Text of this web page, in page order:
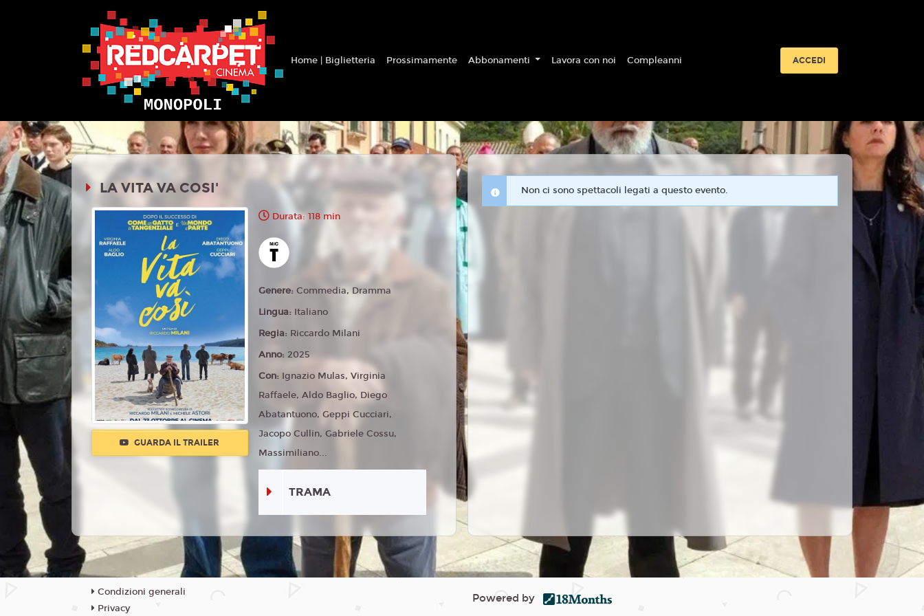
Home | Biglietteria Prossimamente Abbonamenti Lavora con noi Compleanni ACCEDI
LA VITA VA COSI'
GUARDA IL TRAILER
Durata: 118 min
Genere:Commedia, Dramma
Lingua: Italiano
Regia: Riccardo Milani
Anno: 2025
Con: Ignazio Mulas, Virginia
Raffaele, Aldo Baglio, Diego
Abatantuono, Geppi Cucciari,
Jacopo Cullin, Gabriele Cossu,
Massimiliano...
TRAMA
Non ci sono spettacoli legati a questo evento.
Condizioni generali
Privacy
Powered by